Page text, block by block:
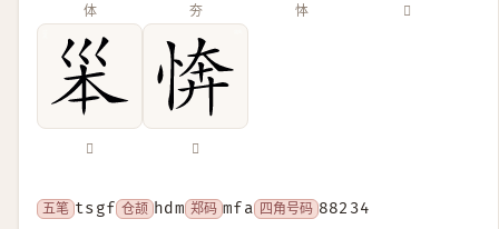
体 夯 㤓 𡍋
𡿶 𢜘
五笔 tsgf 仓颉 hdm 郑码 mfa 四角号码 88234